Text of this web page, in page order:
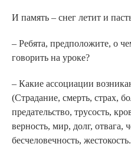
И память – снег летит и
– Ребята, предположите, о
говорить на уроке?
– Какие ассоциации
(Страдание, смерть, страх,
предательство, трусость,
верность, мир, долг, отвага,
бесчеловечность,